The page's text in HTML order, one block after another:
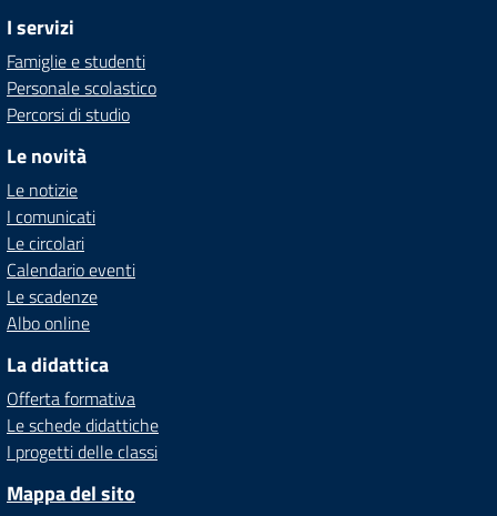
I servizi
Famiglie e studenti
Personale scolastico
Percorsi di studio
Le novità
Le notizie
I comunicati
Le circolari
Calendario eventi
Le scadenze
Albo online
La didattica
Offerta formativa
Le schede didattiche
I progetti delle classi
Mappa del sito